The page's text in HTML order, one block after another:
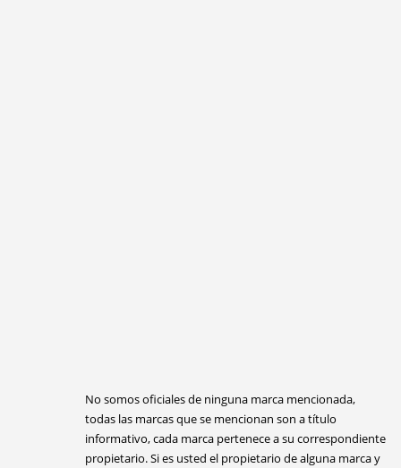
No somos oficiales de ninguna marca mencionada,
todas las marcas que se mencionan son a título
informativo, cada marca pertenece a su correspondiente
propietario. Si es usted el propietario de alguna marca y